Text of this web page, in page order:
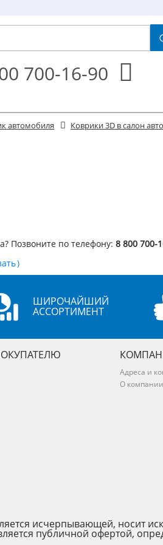
700-16-90
автомобиля Коврики 3D в салон
Позвоните по телефону: 8 800 700-
)
ШИРОЧАЙШИЙ
АССОРТИМЕНТ
Адреса и
О компании
исчерпывающей, носит
публичной офертой,